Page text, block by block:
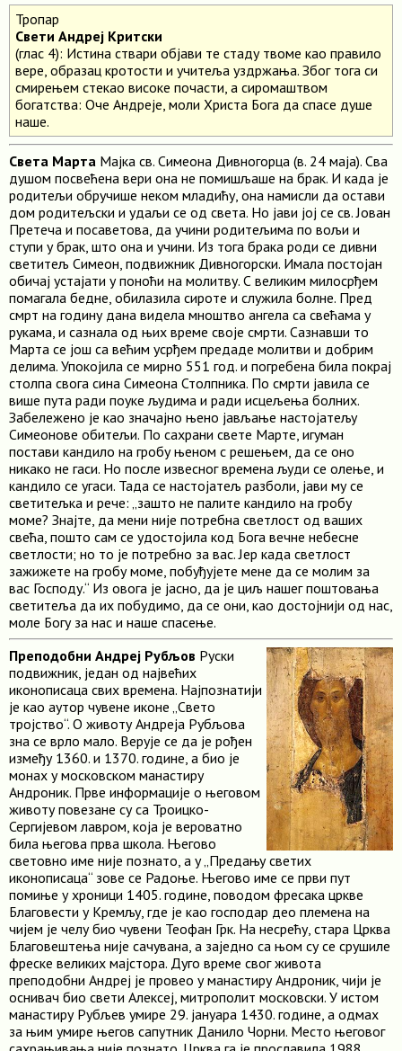
Тропар
Свети Андреј Критски
(глас 4): Истина ствари објави те стаду твоме као правило
вере, образац кротости и учитеља уздржања. Због тога си
смирењем стекао високе почасти, а сиромаштвом
богатства: Оче Андреје, моли Христа Бога да спасе душе
наше.
Света Марта Мајка св. Симеона Дивногорца (в. 24 маја). Сва
душом посвећена вери она не помишљаше на брак. И када је
родитељи обручише неком младићу, она намисли да остави
дом родитељски и удаљи се од света. Но јави јој се св. Јован
Претеча и посаветова, да учини родитељима по вољи и
ступи у брак, што она и учини. Из тога брака роди се дивни
светитељ Симеон, подвижник Дивногорски. Имала постојан
обичај устајати у поноћи на молитву. С великим милосрђем
помагала бедне, обилазила сироте и служила болне. Пред
смрт на годину дана видела мноштво ангела са свећама у
рукама, и сазнала од њих време своје смрти. Сазнавши то
Марта се још са већим усрђем предаде молитви и добрим
делима. Упокојила се мирно 551 год. и погребена била покрај
столпа свога сина Симеона Столпника. По смрти јавила се
више пута ради поуке људима и ради исцељења болних.
Забележено је као значајно њено јављање настојатељу
Симеонове обитељи. По сахрани свете Марте, игуман
постави кандило на гробу њеном с решењем, да се оно
никако не гаси. Но после извесног времена људи се олење, и
кандило се угаси. Тада се настојатељ разболи, јави му се
светитељка и рече: „зашто не палите кандило на гробу
моме? Знајте, да мени није потребна светлост од ваших
свећа, пошто сам се удостојила код Бога вечне небесне
светлости; но то је потребно за вас. Јер када светлост
зажижете на гробу моме, побуђујете мене да се молим за
вас Господу.“ Из овога је јасно, да је циљ нашег поштовања
светитеља да их побудимо, да се они, као достојнији од нас,
моле Богу за нас и наше спасење.
Преподобни Андреј Рубљов Руски
подвижник, један од највећих
иконописаца свих времена. Најпознатији
је као аутор чувене иконе „Свето
тројство“. О животу Андреја Рубљова
зна се врло мало. Верује се да је рођен
између 1360. и 1370. године, а био је
монах у московском манастиру
Андроник. Прве информације о његовом
животу повезане су са Троицко-
Сергијевом лавром, која је вероватно
била његова прва школа. Његово
световно име није познато, а у „Предању светих
иконописаца“ зове се Радоње. Његово име се први пут
помиње у хроници 1405. године, поводом фресака цркве
Благовести у Кремљу, где је као господар део племена на
чијем је челу био чувени Теофан Грк. На несрећу, стара Црква
Благовештења није сачувана, а заједно са њом су се срушиле
фреске великих мајстора. Дуго време свог живота
преподобни Андреј је провео у манастиру Андроник, чији је
оснивач био свети Алексеј, митрополит московски. У истом
манастиру Рубљев умире 29. јануара 1430. године, а одмах
за њим умире његов сапутник Данило Чорни. Место његовог